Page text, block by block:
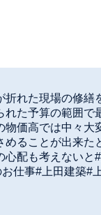
折れた現場の修繕
れた予算の範囲で
物価高では中々大
めることが出来た
心配も考えないと
仕事#上田建築#